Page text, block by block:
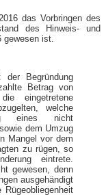
das Vorbringen des
des Hinweis- und
ist.
Begründung
Betrag von
eingetretene
welche
eines nicht
dem Umzug
Mangel vor dem
zu rügen, so
eintrete.
gewesen, denn
ausgehändigt